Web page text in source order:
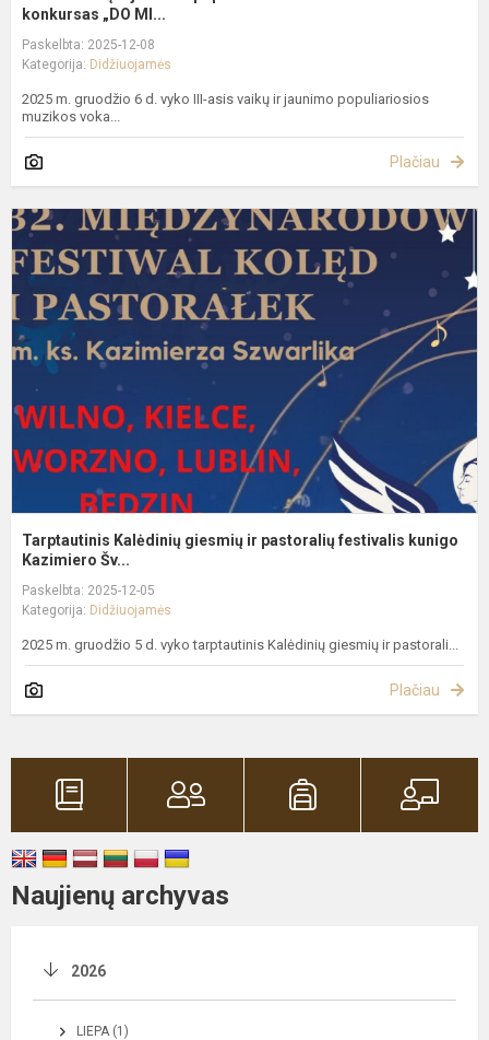
konkursas „DO MI...
Paskelbta: 2025-12-08
Kategorija: Didžiuojamės
2025 m. gruodžio 6 d. vyko III-asis vaikų ir jaunimo populiariosios
muzikos voka...
Plačiau
Tarptautinis Kalėdinių giesmių ir pastoralių festivalis kunigo
Kazimiero Šv...
Paskelbta: 2025-12-05
Kategorija: Didžiuojamės
2025 m. gruodžio 5 d. vyko tarptautinis Kalėdinių giesmių ir pastorali...
Plačiau
Naujienų archyvas
2026
LIEPA (1)